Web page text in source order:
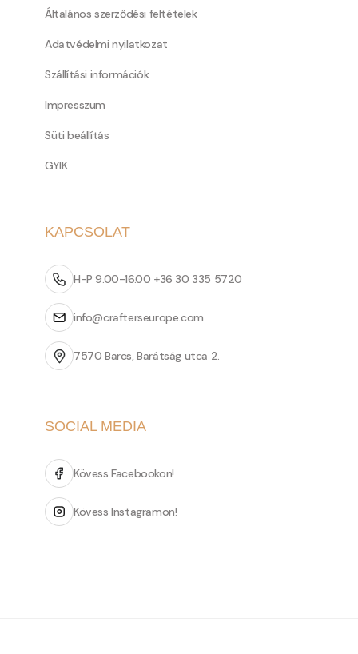
Általános szerződési feltételek
Adatvédelmi nyilatkozat
Szállítási információk
Impresszum
Süti beállítás
GYIK
KAPCSOLAT
H-P 9.00-16.00 +36 30 335 5720
info@crafterseurope.com
7570 Barcs, Barátság utca 2.
SOCIAL MEDIA
Kövess Facebookon!
Kövess Instagramon!